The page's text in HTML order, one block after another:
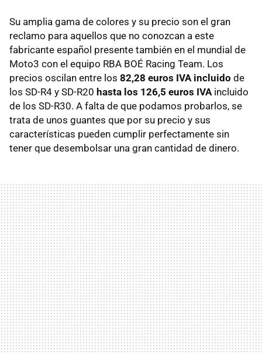
Su amplia gama de colores y su precio son el gran
reclamo para aquellos que no conozcan a este
fabricante español presente también en el mundial de
Moto3 con el equipo RBA BOÉ Racing Team. Los
precios oscilan entre los 82,28 euros IVA incluido de
los SD-R4 y SD-R20 hasta los 126,5 euros IVA incluido
de los SD-R30. A falta de que podamos probarlos, se
trata de unos guantes que por su precio y sus
características pueden cumplir perfectamente sin
tener que desembolsar una gran cantidad de dinero.